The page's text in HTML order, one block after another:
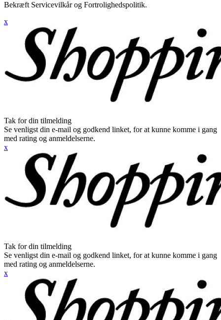
Bekræft Servicevilkår og Fortrolighedspolitik.
x
Tak for din tilmelding
Se venligst din e-mail og godkend linket, for at kunne komme i gang
med rating og anmeldelserne.
x
Tak for din tilmelding
Se venligst din e-mail og godkend linket, for at kunne komme i gang
med rating og anmeldelserne.
x